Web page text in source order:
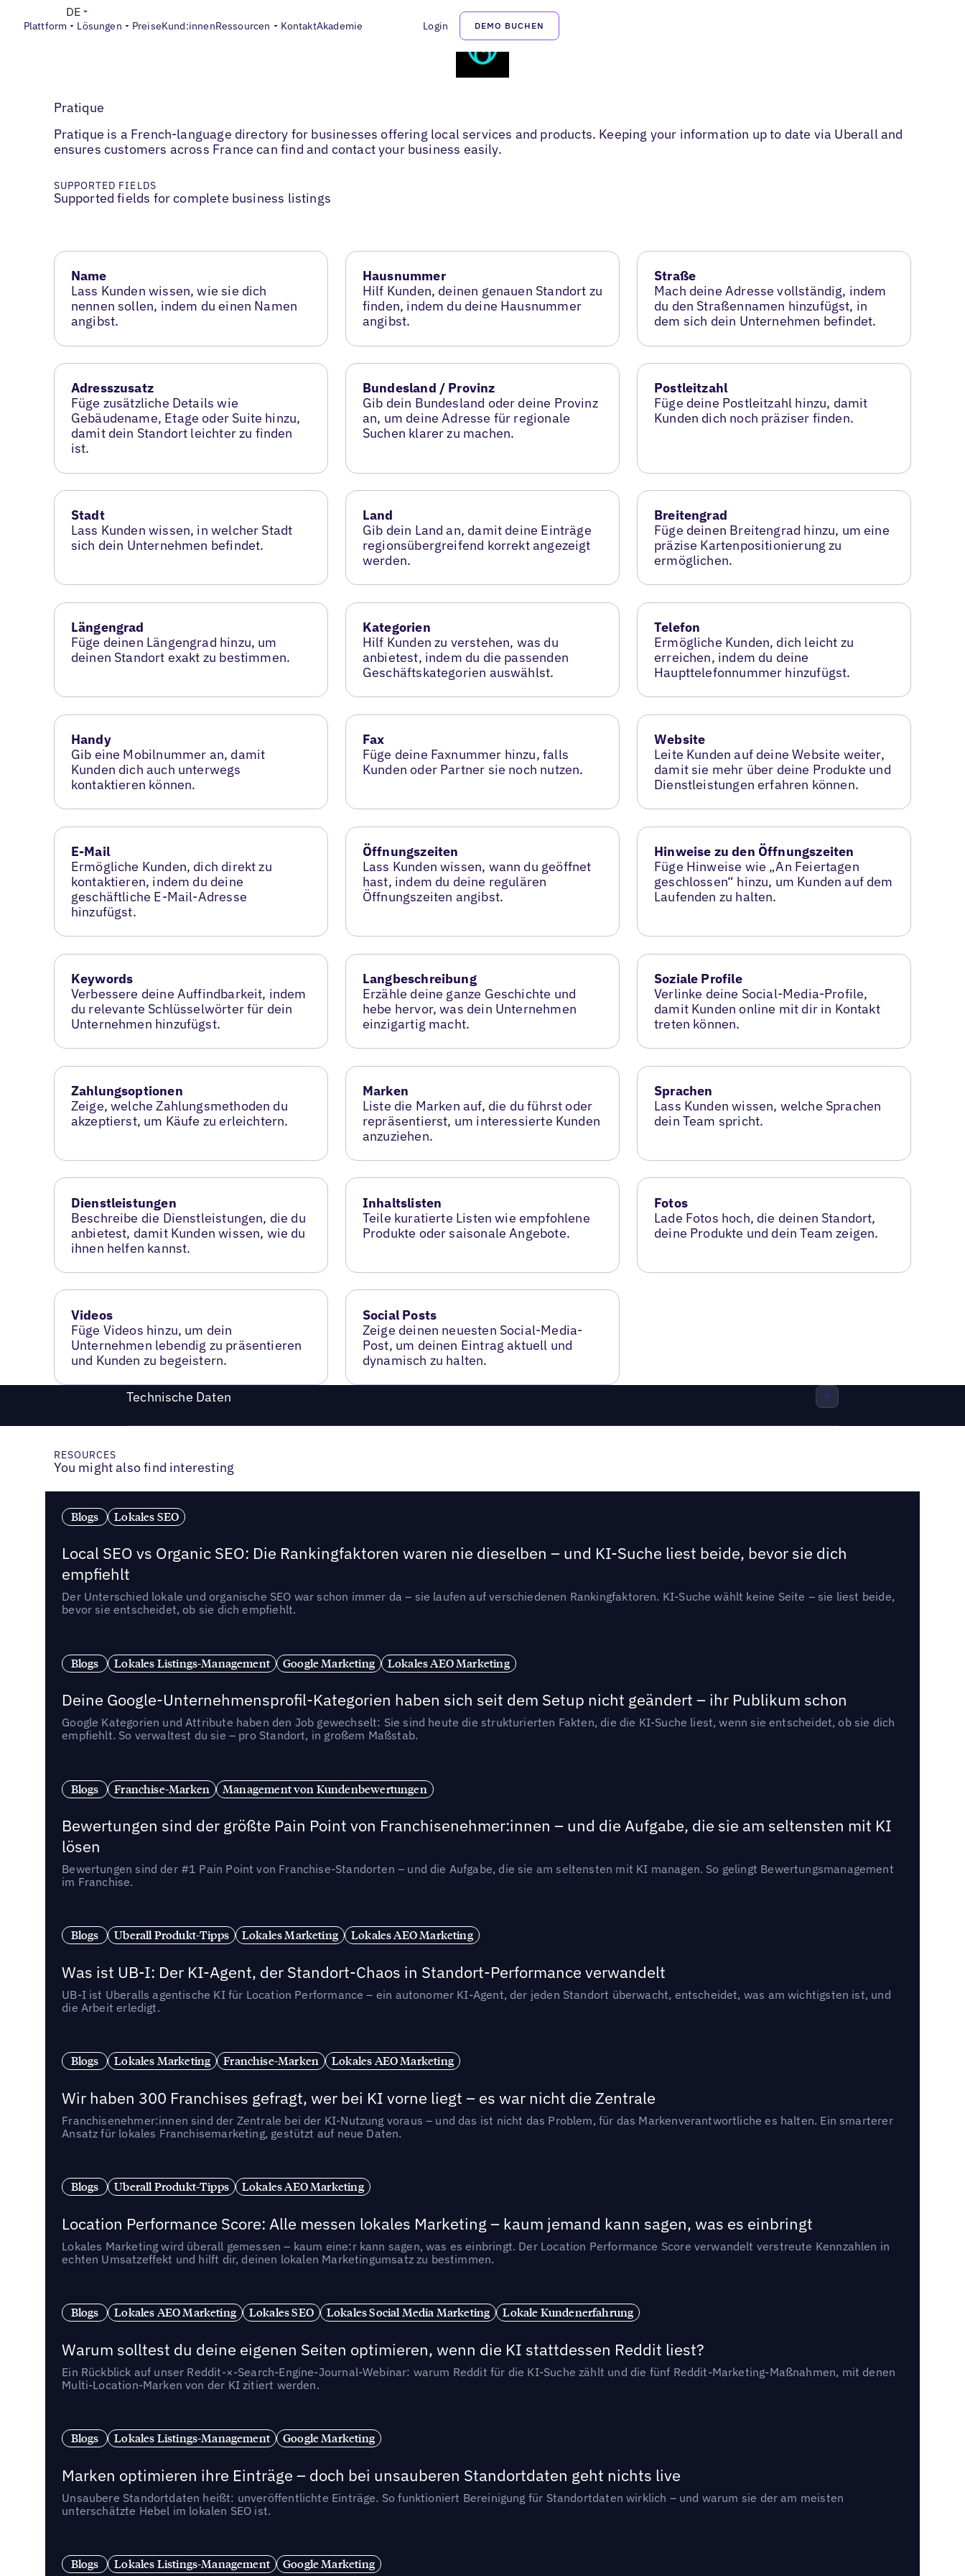
Plattform Lösungen PreiseKund:innenRessourcen KontaktAkademie Login DEMO BUCHEN
DE
Pratique
Pratique is a French-language directory for businesses offering local services and products. Keeping your information up to date via Uberall and
ensures customers across France can find and contact your business easily.
SUPPORTED FIELDS
Supported fields for complete business listings
Name
Lass Kunden wissen, wie sie dich
nennen sollen, indem du einen Namen
angibst.
Hausnummer
Hilf Kunden, deinen genauen Standort zu
finden, indem du deine Hausnummer
angibst.
Straße
Mach deine Adresse vollständig, indem
du den Straßennamen hinzufügst, in
dem sich dein Unternehmen befindet.
Adresszusatz
Füge zusätzliche Details wie
Gebäudename, Etage oder Suite hinzu,
damit dein Standort leichter zu finden
ist.
Bundesland / Provinz
Gib dein Bundesland oder deine Provinz
an, um deine Adresse für regionale
Suchen klarer zu machen.
Postleitzahl
Füge deine Postleitzahl hinzu, damit
Kunden dich noch präziser finden.
Stadt
Lass Kunden wissen, in welcher Stadt
sich dein Unternehmen befindet.
Land
Gib dein Land an, damit deine Einträge
regionsübergreifend korrekt angezeigt
werden.
Breitengrad
Füge deinen Breitengrad hinzu, um eine
präzise Kartenpositionierung zu
ermöglichen.
Längengrad
Füge deinen Längengrad hinzu, um
deinen Standort exakt zu bestimmen.
Kategorien
Hilf Kunden zu verstehen, was du
anbietest, indem du die passenden
Geschäftskategorien auswählst.
Telefon
Ermögliche Kunden, dich leicht zu
erreichen, indem du deine
Haupttelefonnummer hinzufügst.
Handy
Gib eine Mobilnummer an, damit
Kunden dich auch unterwegs
kontaktieren können.
Fax
Füge deine Faxnummer hinzu, falls
Kunden oder Partner sie noch nutzen.
Website
Leite Kunden auf deine Website weiter,
damit sie mehr über deine Produkte und
Dienstleistungen erfahren können.
E-Mail
Ermögliche Kunden, dich direkt zu
kontaktieren, indem du deine
geschäftliche E-Mail-Adresse
hinzufügst.
Öffnungszeiten
Lass Kunden wissen, wann du geöffnet
hast, indem du deine regulären
Öffnungszeiten angibst.
Hinweise zu den Öffnungszeiten
Füge Hinweise wie „An Feiertagen
geschlossen“ hinzu, um Kunden auf dem
Laufenden zu halten.
Keywords
Verbessere deine Auffindbarkeit, indem
du relevante Schlüsselwörter für dein
Unternehmen hinzufügst.
Langbeschreibung
Erzähle deine ganze Geschichte und
hebe hervor, was dein Unternehmen
einzigartig macht.
Soziale Profile
Verlinke deine Social-Media-Profile,
damit Kunden online mit dir in Kontakt
treten können.
Zahlungsoptionen
Zeige, welche Zahlungsmethoden du
akzeptierst, um Käufe zu erleichtern.
Marken
Liste die Marken auf, die du führst oder
repräsentierst, um interessierte Kunden
anzuziehen.
Sprachen
Lass Kunden wissen, welche Sprachen
dein Team spricht.
Dienstleistungen
Beschreibe die Dienstleistungen, die du
anbietest, damit Kunden wissen, wie du
ihnen helfen kannst.
Inhaltslisten
Teile kuratierte Listen wie empfohlene
Produkte oder saisonale Angebote.
Fotos
Lade Fotos hoch, die deinen Standort,
deine Produkte und dein Team zeigen.
Videos
Füge Videos hinzu, um dein
Unternehmen lebendig zu präsentieren
und Kunden zu begeistern.
Social Posts
Zeige deinen neuesten Social-Media-
Post, um deinen Eintrag aktuell und
dynamisch zu halten.
Technische Daten
RESOURCES
You might also find interesting
Blogs Lokales SEO
Local SEO vs Organic SEO: Die Rankingfaktoren waren nie dieselben – und KI-Suche liest beide, bevor sie dich
empfiehlt
Der Unterschied lokale und organische SEO war schon immer da – sie laufen auf verschiedenen Rankingfaktoren. KI-Suche wählt keine Seite – sie liest beide,
bevor sie entscheidet, ob sie dich empfiehlt.
Blogs Lokales Listings-Management Google Marketing Lokales AEO Marketing
Deine Google-Unternehmensprofil-Kategorien haben sich seit dem Setup nicht geändert – ihr Publikum schon
Google Kategorien und Attribute haben den Job gewechselt: Sie sind heute die strukturierten Fakten, die die KI-Suche liest, wenn sie entscheidet, ob sie dich
empfiehlt. So verwaltest du sie – pro Standort, in großem Maßstab.
Blogs Franchise-Marken Management von Kundenbewertungen
Bewertungen sind der größte Pain Point von Franchisenehmer:innen – und die Aufgabe, die sie am seltensten mit KI
lösen
Bewertungen sind der #1 Pain Point von Franchise-Standorten – und die Aufgabe, die sie am seltensten mit KI managen. So gelingt Bewertungsmanagement
im Franchise.
Blogs Uberall Produkt-Tipps Lokales Marketing Lokales AEO Marketing
Was ist UB-I: Der KI-Agent, der Standort-Chaos in Standort-Performance verwandelt
UB-I ist Uberalls agentische KI für Location Performance – ein autonomer KI-Agent, der jeden Standort überwacht, entscheidet, was am wichtigsten ist, und
die Arbeit erledigt.
Blogs Lokales Marketing Franchise-Marken Lokales AEO Marketing
Wir haben 300 Franchises gefragt, wer bei KI vorne liegt – es war nicht die Zentrale
Franchisenehmer:innen sind der Zentrale bei der KI-Nutzung voraus – und das ist nicht das Problem, für das Markenverantwortliche es halten. Ein smarterer
Ansatz für lokales Franchisemarketing, gestützt auf neue Daten.
Blogs Uberall Produkt-Tipps Lokales AEO Marketing
Location Performance Score: Alle messen lokales Marketing – kaum jemand kann sagen, was es einbringt
Lokales Marketing wird überall gemessen – kaum eine:r kann sagen, was es einbringt. Der Location Performance Score verwandelt verstreute Kennzahlen in
echten Umsatzeffekt und hilft dir, deinen lokalen Marketingumsatz zu bestimmen.
Blogs Lokales AEO Marketing Lokales SEO Lokales Social Media Marketing Lokale Kundenerfahrung
Warum solltest du deine eigenen Seiten optimieren, wenn die KI stattdessen Reddit liest?
Ein Rückblick auf unser Reddit-×-Search-Engine-Journal-Webinar: warum Reddit für die KI-Suche zählt und die fünf Reddit-Marketing-Maßnahmen, mit denen
Multi-Location-Marken von der KI zitiert werden.
Blogs Lokales Listings-Management Google Marketing
Marken optimieren ihre Einträge – doch bei unsauberen Standortdaten geht nichts live
Unsaubere Standortdaten heißt: unveröffentlichte Einträge. So funktioniert Bereinigung für Standortdaten wirklich – und warum sie der am meisten
unterschätzte Hebel im lokalen SEO ist.
Blogs Lokales Listings-Management Google Marketing